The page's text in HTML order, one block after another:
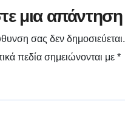
μια απάντηση
σας δεν δημοσιεύεται.
πεδία σημειώνονται με *